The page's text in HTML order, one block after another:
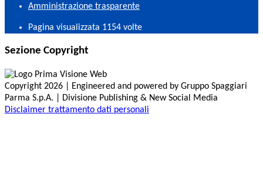
Amministrazione trasparente
Pagina visualizzata 1154 volte
Sezione Copyright
Copyright 2026 | Engineered and powered by Gruppo Spaggiari
Parma S.p.A. | Divisione Publishing & New Social Media
Disclaimer trattamento dati personali